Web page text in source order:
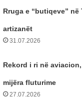
Rruga e “butiqeve” në
artizanët
31.07.2026
Rekord i ri në
mijëra fluturime
27.07.2026